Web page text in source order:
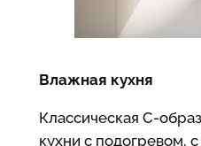
Влажная кухня
Классическая С-
кухни с подогревом,